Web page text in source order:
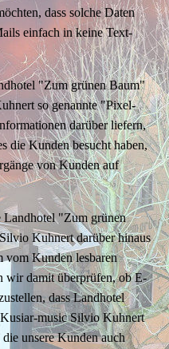
dass solche Daten
einfach in keine Text-
"Zum grünen Baum"
so genannte "Pixel-
darüber liefern,
die Kunden besucht haben,
von Kunden auf
"Zum grünen
Kuhnert darüber hinaus
vom Kunden lesbaren
wir damit überprüfen, ob E-
dass Landhotel
music Silvio Kuhnert
unsere Kunden auch